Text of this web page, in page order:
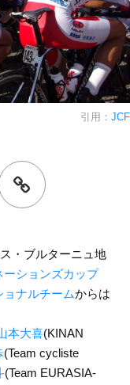
引用： JCF
・ブルターニュ地
ーションズカップ
ョナルチームからは
本大喜(KINAN
(Team cycliste
(Team EURASIA-